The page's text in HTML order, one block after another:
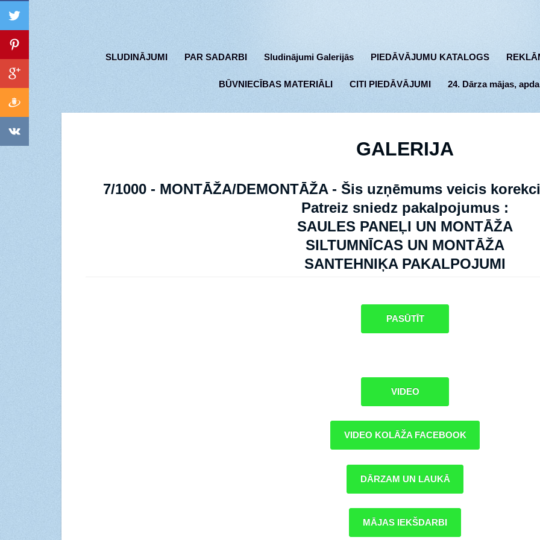
SLUDINĀJUMI PAR SADARBI Sludinājumi Galerijās PIEDĀVĀJUMU KATALOGS
BŪVNIECĪBAS MATERIĀLI CITI PIEDĀVĀJUMI 24. Dārza mājas,
GALERIJA
7/1000 - MONTĀŽA/DEMONTĀŽA - Šis uzņēmums veicis
Patreiz sniedz pakalpojumus :
SAULES PANEĻI UN MONTĀŽA
SILTUMNĪCAS UN MONTĀŽA
SANTEHNIĶA PAKALPOJUMI
PASŪTĪT
VIDEO
VIDEO KOLĀŽA FACEBOOK
DĀRZAM UN LAUKĀ
MĀJAS IEKŠDARBI